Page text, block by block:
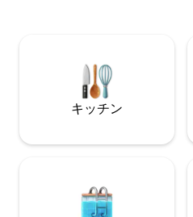
なたを待っています。天国に近
分自身に近づきましょう。
キッチン